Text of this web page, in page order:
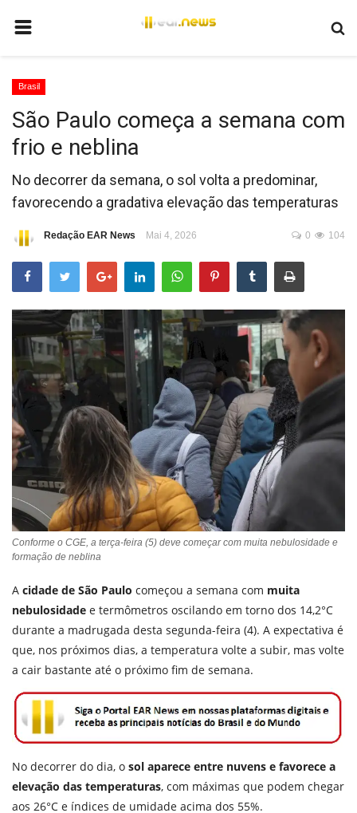
BRASIL
MUNDO
POLÍTICA
JUSTIÇA
EDUCAÇÃO
ESPORTES
Brasil
São Paulo começa a semana com
frio e neblina
No decorrer da semana, o sol volta a predominar,
favorecendo a gradativa elevação das temperaturas
Redação EAR News Mai 4, 2026 104
0
Conforme o CGE, a terça-feira (5) deve começar com muita nebulosidade e
formação de neblina
A cidade de São Paulo começou a semana com muita
nebulosidade e termômetros oscilando em torno dos 14,2°C
durante a madrugada desta segunda-feira (4). A expectativa é
que, nos próximos dias, a temperatura volte a subir, mas volte
a cair bastante até o próximo fim de semana.
No decorrer do dia, o sol aparece entre nuvens e favorece a
elevação das temperaturas, com máximas que podem chegar
aos 26°C e índices de umidade acima dos 55%.